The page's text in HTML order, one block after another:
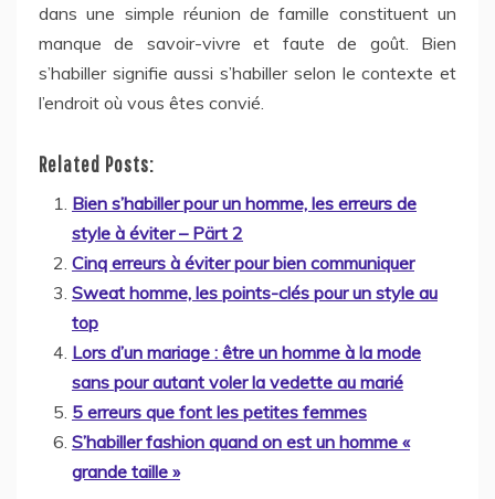
dans une simple réunion de famille constituent un
manque de savoir-vivre et faute de goût. Bien
s’habiller signifie aussi s’habiller selon le contexte et
l’endroit où vous êtes convié.
Related Posts:
Bien s’habiller pour un homme, les erreurs de
style à éviter – Pärt 2
Cinq erreurs à éviter pour bien communiquer
Sweat homme, les points-clés pour un style au
top
Lors d’un mariage : être un homme à la mode
sans pour autant voler la vedette au marié
5 erreurs que font les petites femmes
S’habiller fashion quand on est un homme «
grande taille »